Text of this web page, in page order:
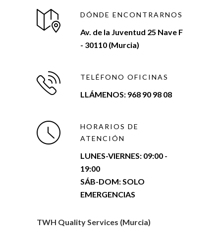
DÓNDE ENCONTRARNOS
Av. de la Juventud 25 Nave F
- 30110 (Murcia)
TELÉFONO OFICINAS
LLÁMENOS: 968 90 98 08
HORARIOS DE
ATENCIÓN
LUNES-VIERNES: 09:00 -
19:00
SÁB-DOM: SOLO
EMERGENCIAS
TWH Quality Services (Murcia)